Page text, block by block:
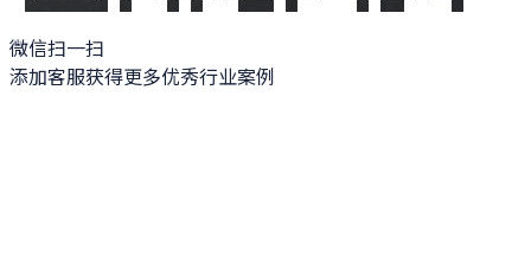
微信扫一扫
添加客服获得更多优秀行业案例